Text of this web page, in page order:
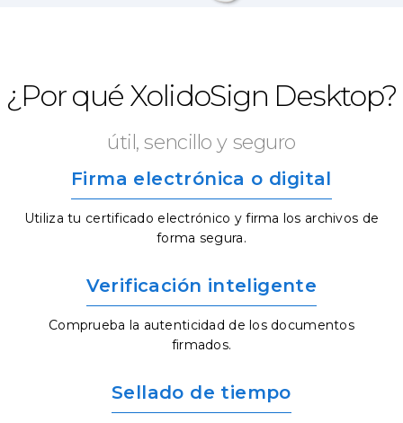
¿Por qué XolidoSign Desktop?
útil, sencillo y seguro
Firma electrónica o digital
Utiliza tu certificado electrónico y firma los archivos de
forma segura.
Verificación inteligente
Comprueba la autenticidad de los documentos
firmados.
Sellado de tiempo